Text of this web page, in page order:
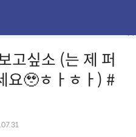
고싶소 (는 제 퍼
요🥹ㅎㅏㅎㅏ) #